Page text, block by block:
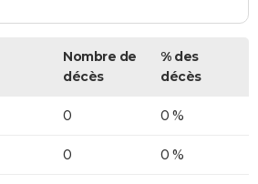
Nombre de
décès
% des
décès
0 0 %
0 0 %